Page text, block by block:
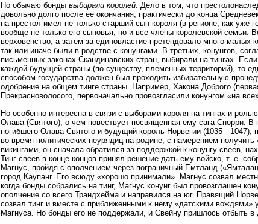
По обычаю бонды выбирали королей. Дело в том, что
довольно долго после ее окончания, практически до конца
на престол имел не только старший сын короля (в регионе, как уже
вообще не только его сыновья, но и все члены королевской семьи.
верховенство, а затем за единовластие претендовало много
так или иначе были в родстве с конунгами. В-третьих, конунгов,
письменных законах Скандинавских стран, выбирали на тингах.
каждой будущей страны (по существу, племенных территорий), то
способом государства должен был проходить избирательную
одобрение на общем тинге страны. Например, Хакона Доброго
Прекрасноволосого, первоначально провозгласили конунгом «на
Но особенно интересна в связи с выборами короля на тингах и
Олава (Святого), о чем повествует посвященная ему сага Снорри.
погибшего Олава Святого и будущий король Норвегии
во время политических неурядиц на родине, с намерением
викингами, он сначала обратился за поддержкой к конунгу свеев,
Тинг свеев в конце концов принял решение дать ему войско, т. е.
Магнус, пройдя с ополчением через пограничный Емтланд
город Каупанг. Его всюду «хорошо принимали». Магнус созвал
когда бонды собрались на тинг, Магнус конунг был провозглашен
ополчение со всего Трандхейма и направился на юг. Правящий
созвал тинг и вместе с приближенными к нему «датскими вождями»
Магнуса. Но бонды его не поддержали, и Свейну пришлось отбыть в